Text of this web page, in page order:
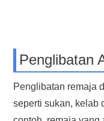
Penglibatan
Penglibatan remaja
seperti sukan, kelab